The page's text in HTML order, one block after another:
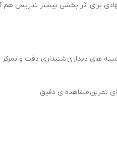
برای اثر بخشی بیشتر تدریس هم
های دیداری شنیداری دقت و
تمرین مشاهده ی دقیق